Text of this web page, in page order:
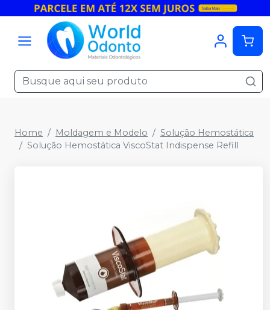
Home Moldagem e Modelo
Solução Hemostática
Solução Hemostática ViscoStat Indispense Refill